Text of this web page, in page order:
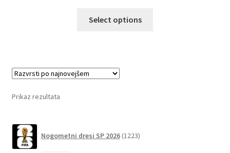
Select options
Prikaz rezultata
Nogometni dresi SP 2026 1223izdelkov